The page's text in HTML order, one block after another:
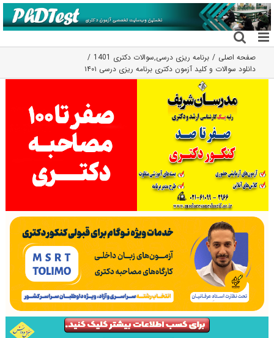
رفتن
به
محتوا
صفحه اصلی برنامه ریزی درسی,سوالات دکتری 1401
دانلود سوالات و کلید آزمون دکتری برنامه ریزی درسی ۱۴۰۱